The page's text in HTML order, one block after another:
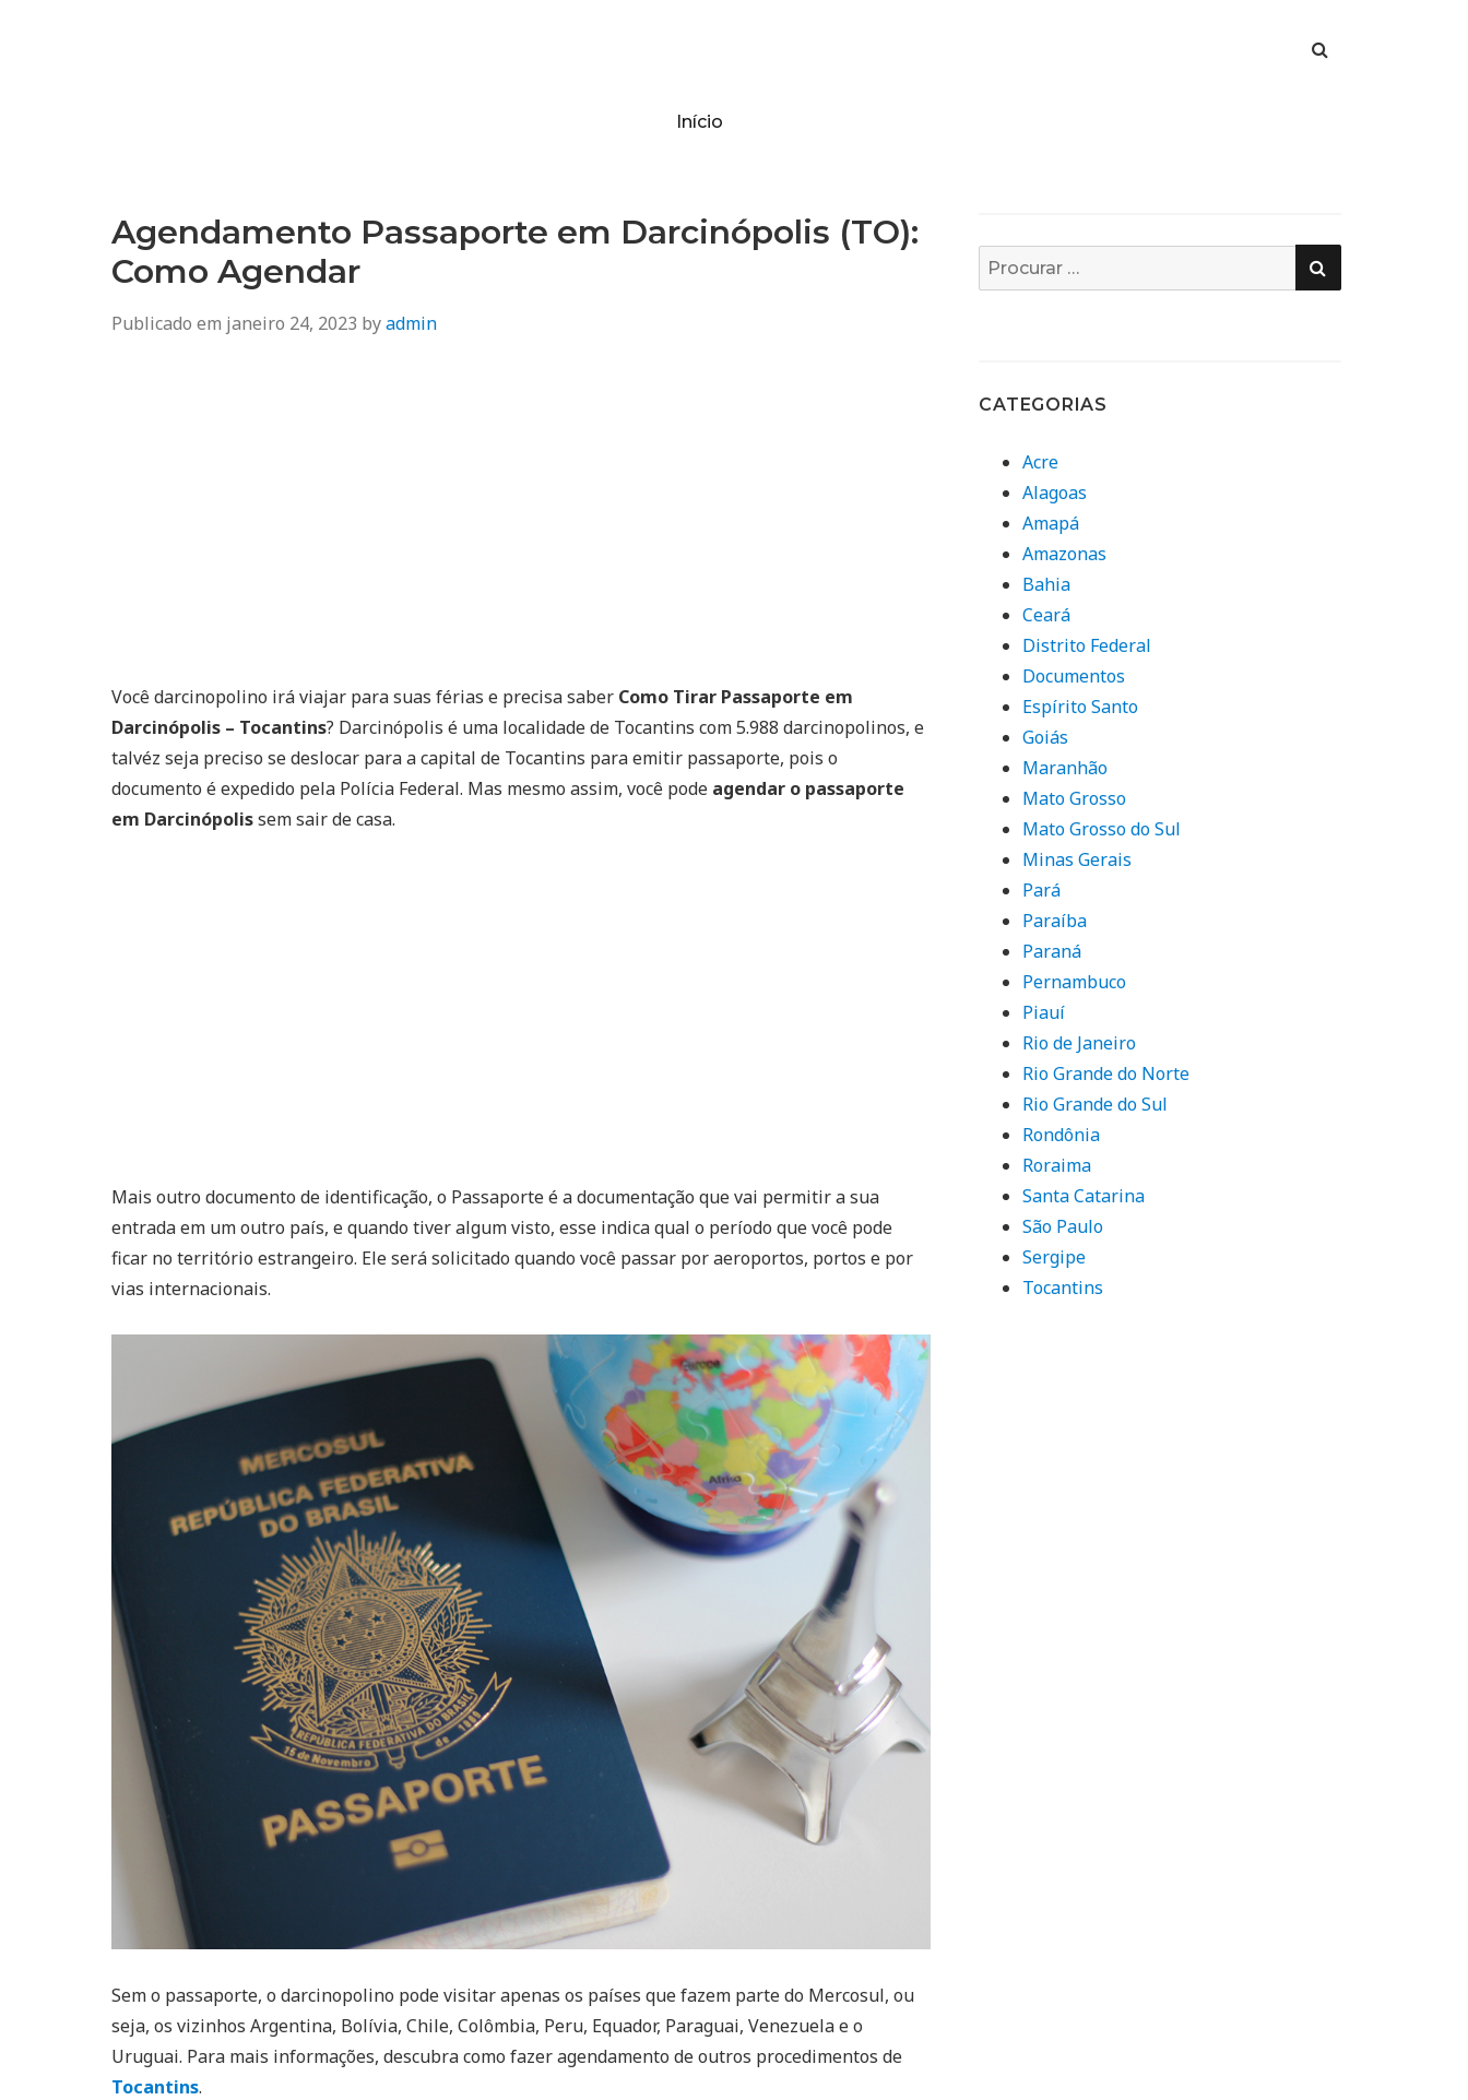
Início
Agendamento Passaporte em Darcinópolis (TO):
Como Agendar
Publicado em janeiro 24, 2023 byadmin
Você darcinopolino irá viajar para suas férias e precisa saber Como Tirar Passaporte em
Darcinópolis – Tocantins? Darcinópolis é uma localidade de Tocantins com 5.988 darcinopolinos, e
talvéz seja preciso se deslocar para a capital de Tocantins para emitir passaporte, pois o
documento é expedido pela Polícia Federal. Mas mesmo assim, você pode agendar o passaporte
em Darcinópolissem sair de casa.
Mais outro documento de identificação, o Passaporte é a documentação que vai permitir a sua
entrada em um outro país, e quando tiver algum visto, esse indica qual o período que você pode
ficar no território estrangeiro. Ele será solicitado quando você passar por aeroportos, portos e por
vias internacionais.
Sem o passaporte, o darcinopolino pode visitar apenas os países que fazem parte do Mercosul, ou
seja, os vizinhos Argentina, Bolívia, Chile, Colômbia, Peru, Equador, Paraguai, Venezuela e o
Uruguai. Para mais informações, descubra como fazer agendamento de outros procedimentos de
Tocantins.
Busca
por:
PESQUISA
CATEGORIAS
Acre
Alagoas
Amapá
Amazonas
Bahia
Ceará
Distrito Federal
Documentos
Espírito Santo
Goiás
Maranhão
Mato Grosso
Mato Grosso do Sul
Minas Gerais
Pará
Paraíba
Paraná
Pernambuco
Piauí
Rio de Janeiro
Rio Grande do Norte
Rio Grande do Sul
Rondônia
Roraima
Santa Catarina
São Paulo
Sergipe
Tocantins